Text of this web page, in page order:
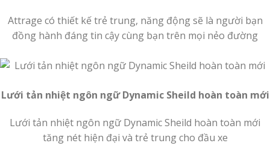
Attrage có thiết kế trẻ trung, năng động sẽ là người bạn
đồng hành đáng tin cậy cùng bạn trên mọi nẻo đường
Lưới tản nhiệt ngôn ngữ Dynamic Sheild hoàn toàn mới
Lưới tản nhiệt ngôn ngữ Dynamic Sheild hoàn toàn mới
tăng nét hiện đại và trẻ trung cho đầu xe